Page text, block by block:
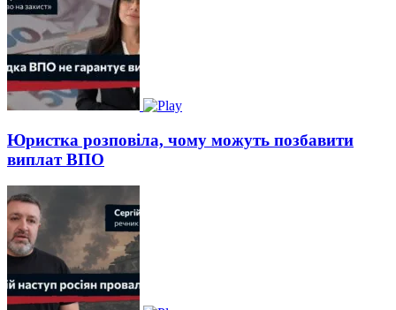
Юристка розповіла, чому можуть позбавити
виплат ВПО